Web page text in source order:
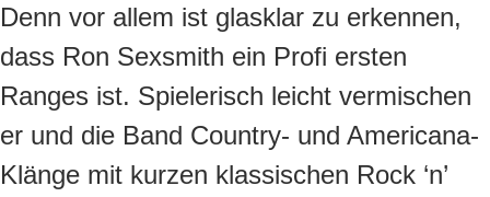
Denn vor allem ist glasklar zu erkennen,
dass Ron Sexsmith ein Profi ersten
Ranges ist. Spielerisch leicht vermischen
er und die Band Country- und Americana-
Klänge mit kurzen klassischen Rock ‘n’